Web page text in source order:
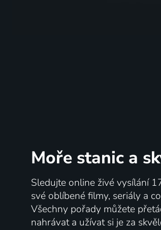
Moře stanic a
Sledujte online živé vysílání
své oblíbené filmy, seriály a
Všechny pořady můžete
nahrávat a užívat si je za